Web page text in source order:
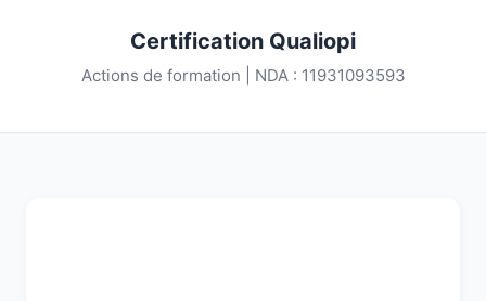
Certification Qualiopi
Actions de formation | NDA : 11931093593